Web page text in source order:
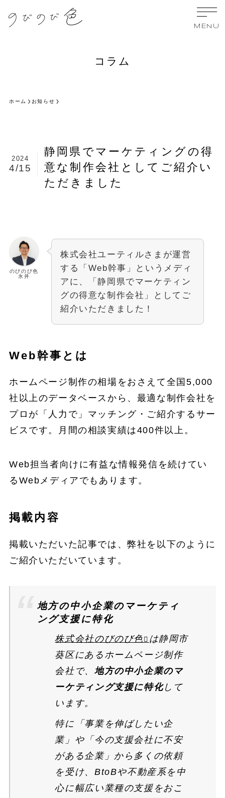
MENU
コラム
ホーム お知らせ
静岡県でマーケティングの得
意な制作会社としてご紹介い
ただきました
2024
4/15
のびのび色
永井
株式会社ユーティルさまが運営
する「Web幹事」というメディ
アに、「静岡県でマーケティン
グの得意な制作会社」としてご
紹介いただきました！
Web幹事とは
ホームページ制作の相場をおさえて全国5,000
社以上のデータベースから、最適な制作会社を
プロが「人力で」マッチング・ご紹介するサー
ビスです。月間の相談実績は400件以上。
Web担当者向けに有益な情報発信を続けてい
るWebメディアでもあります。
掲載内容
掲載いただいた記事では、弊社を以下のように
ご紹介いただいています。
地方の中小企業のマーケティ
ング支援に特化
株式会社のびのび色
は静岡市
葵区にあるホームページ制作
会社で、 地方の中小企業のマ
ーケティング支援に特化して
います。
特に「事業を伸ばしたい企
業」や「今の支援会社に不安
がある企業」から多くの依頼
を受け、BtoBや不動産系を中
心に幅広い業種の支援をおこ